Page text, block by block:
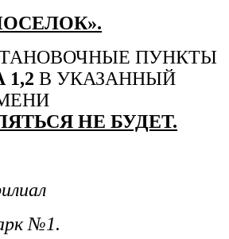
ПУНКТЫ
В УКАЗАННЫЙ
НЕ БУДЕТ.
№1.